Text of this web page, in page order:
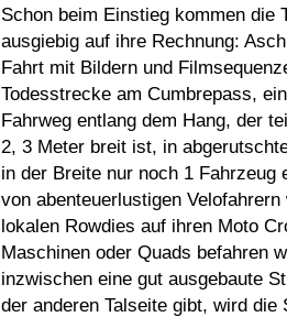
Schon beim Einstieg kommen die
ausgiebig auf ihre Rechnung:
Fahrt mit Bildern und
Todesstrecke am Cumbrepass,
Fahrweg entlang dem Hang, der
2, 3 Meter breit ist, in
in der Breite nur noch 1 Fahrzeug
von abenteuerlustigen Velofahrern
lokalen Rowdies auf ihren Moto
Maschinen oder Quads befahren
inzwischen eine gut ausgebaute
der anderen Talseite gibt, wird die